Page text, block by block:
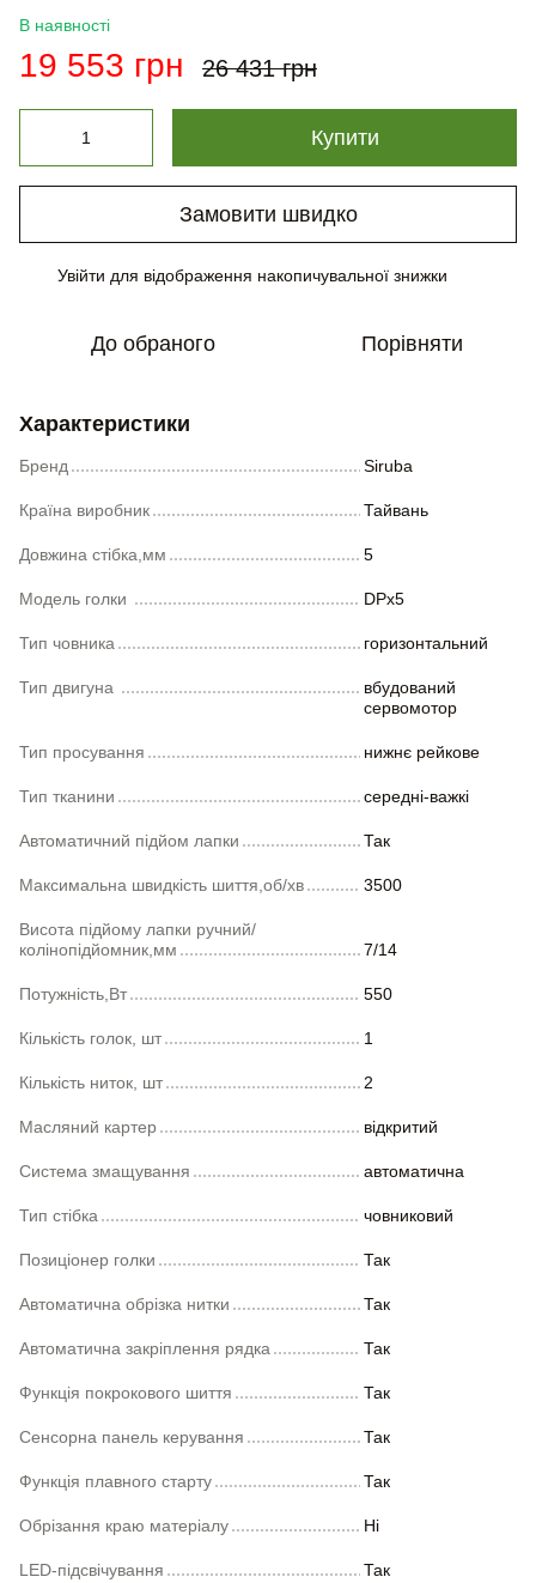
В наявності
19 553 грн 26 431 грн
Купити
Замовити швидко
Увійти для відображення накопичувальної знижки
До обраного Порівняти
Характеристики
Бренд Siruba
Країна виробник Тайвань
Довжина стібка,мм 5
Модель голки DPх5
Тип човника горизонтальний
Тип двигуна
вбудований
сервомотор
Тип просування нижнє рейкове
Тип тканини середні-важкі
Автоматичний підйом лапки Так
Максимальна швидкість шиття,об/хв 3500
Висота підйому лапки ручний/
колінопідйомник,мм
7/14
Потужність,Вт 550
Кількість голок, шт 1
Кількість ниток, шт 2
Масляний картер відкритий
Система змащування автоматична
Тип стібка човниковий
Позиціонер голки Так
Автоматична обрізка нитки Так
Автоматична закріплення рядка Так
Функція покрокового шиття Так
Сенсорна панель керування Так
Функція плавного старту Так
Обрізання краю матеріалу Ні
LED-підсвічування Так